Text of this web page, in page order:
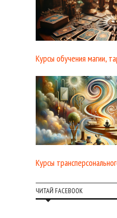
Курсы обучения магии,
Курсы
ЧИТАЙ FACEBOOK